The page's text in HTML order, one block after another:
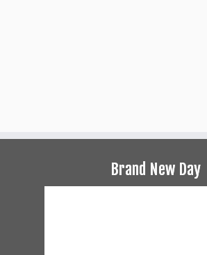
Brand New Day